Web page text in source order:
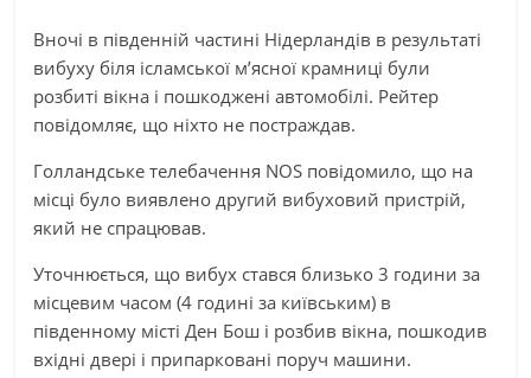
Вночі в південній частині Нідерландів в результаті
вибуху біля ісламської м’ясної крамниці були
розбиті вікна і пошкоджені автомобілі. Рейтер
повідомляє, що ніхто не постраждав.
Голландське телебачення NOS повідомило, що на
місці було виявлено другий вибуховий пристрій,
який не спрацював.
Уточнюється, що вибух стався близько 3 години за
місцевим часом (4 годині за київським) в
південному місті Ден Бош і розбив вікна, пошкодив
вхідні двері і припарковані поруч машини.